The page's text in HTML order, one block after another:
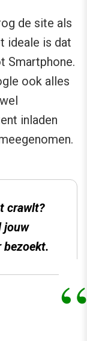
de site als
ideale is dat
Smartphone.
ook alles
inladen
crawlt?
jouw
bezoekt.